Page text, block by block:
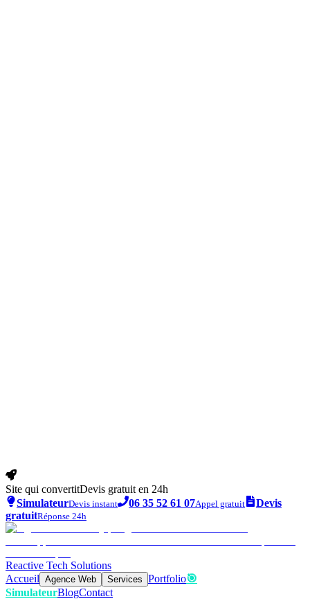
Site qui convertitDevis gratuit en 24h
SimulateurDevis instant 06 35 52 61 07Appel gratuit
Devis
gratuitRéponse 24h
Reactive Tech Solutions
Accueil Agence Web Services Portfolio🎯
SimulateurBlogContact